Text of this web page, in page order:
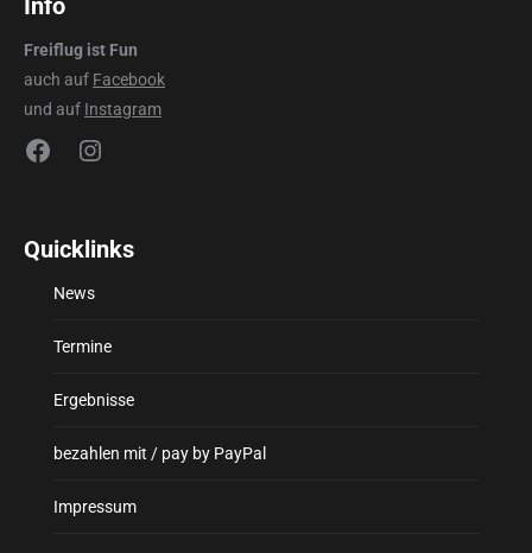
Info
Freiflug ist Fun
auch auf Facebook
und auf Instagram
FacebookInstagram
Quicklinks
News
Termine
Ergebnisse
bezahlen mit / pay by PayPal
Impressum